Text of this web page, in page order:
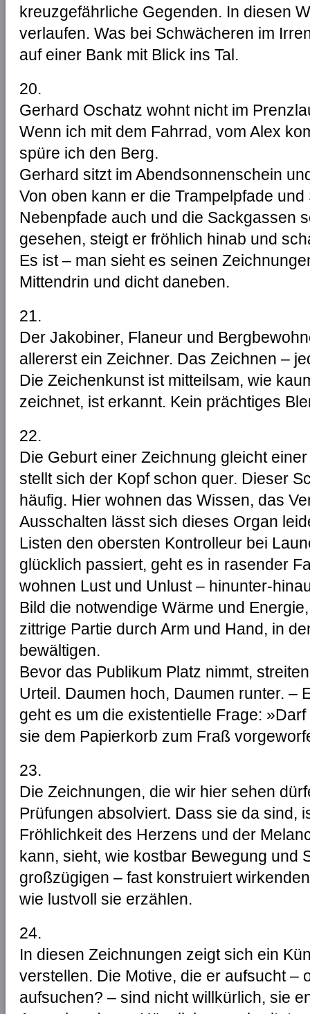
kreuzgefährliche Gegenden. In diesen
verlaufen. Was bei Schwächeren im
auf einer Bank mit Blick ins Tal.
20.
Gerhard Oschatz wohnt nicht im
Wenn ich mit dem Fahrrad, vom Alex
spüre ich den Berg.
Gerhard sitzt im Abendsonnenschein
Von oben kann er die Trampelpfade
Nebenpfade auch und die Sackgassen
gesehen, steigt er fröhlich hinab und
Es ist – man sieht es seinen
Mittendrin und dicht daneben.
21.
Der Jakobiner, Flaneur und
allererst ein Zeichner. Das Zeichnen –
Die Zeichenkunst ist mitteilsam, wie
zeichnet, ist erkannt. Kein prächtiges
22.
Die Geburt einer Zeichnung gleicht
stellt sich der Kopf schon quer. Dieser
häufig. Hier wohnen das Wissen, das
Ausschalten lässt sich dieses Organ
Listen den obersten Kontrolleur bei
glücklich passiert, geht es in rasender
wohnen Lust und Unlust – hinunter-
Bild die notwendige Wärme und
zittrige Partie durch Arm und Hand, in
bewältigen.
Bevor das Publikum Platz nimmt,
Urteil. Daumen hoch, Daumen runter. –
geht es um die existentielle Frage:
sie dem Papierkorb zum Fraß
23.
Die Zeichnungen, die wir hier sehen
Prüfungen absolviert. Dass sie da sind,
Fröhlichkeit des Herzens und der
kann, sieht, wie kostbar Bewegung und
großzügigen – fast konstruiert
wie lustvoll sie erzählen.
24.
In diesen Zeichnungen zeigt sich ein
verstellen. Die Motive, die er aufsucht –
aufsuchen? – sind nicht willkürlich, sie